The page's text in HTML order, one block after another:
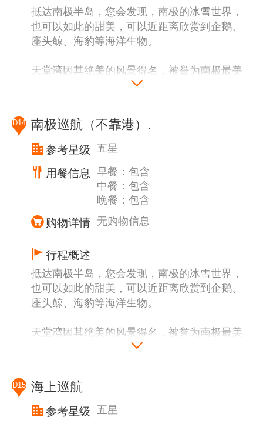
抵达南极半岛，您会发现，南极的冰雪世界，
也可以如此的甜美，可以近距离欣赏到企鹅、
座头鲸、海豹等海洋生物。
天堂湾因其绝美的风景得名，被誉为南极最美
的地方，是观赏南极半岛的绝佳位置，也是最
朗，可以看到南极的半个午夜太阳，海天一线
的火烧云将是此次旅行中令人难忘的美丽景
色。
南极象岛屿是南极半岛东北面的岛屿，之所以
取名为象岛，一来是因为岛屿上栖息着许多毛
皮海豹和象鼻海豹，另一种说法是认为这座岛
屿的形状像一个大象头。在该岛屿周围长期有
种仿佛走入仙境的感觉。
D14 南极巡航（不靠港）.
参考星级 五星
用餐信息
早餐：包含
中餐：包含
晚餐：包含
购物详情 无购物信息
行程概述
抵达南极半岛，您会发现，南极的冰雪世界，
也可以如此的甜美，可以近距离欣赏到企鹅、
座头鲸、海豹等海洋生物。
天堂湾因其绝美的风景得名，被誉为南极最美
的地方，是观赏南极半岛的绝佳位置，也是最
的火烧云将是此次旅行中令人难忘的美丽景
色。
D15 海上巡航
参考星级 五星